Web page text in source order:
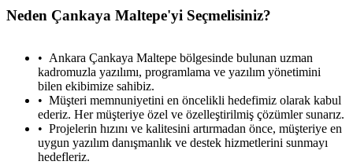
Neden Çankaya Maltepe'yi Seçmelisiniz?
Ankara Çankaya Maltepe bölgesinde bulunan uzman
kadromuzla yazılımı, programlama ve yazılım yönetimini
bilen ekibimize sahibiz.
Müşteri memnuniyetini en öncelikli hedefimiz olarak kabul
ederiz. Her müşteriye özel ve özelleştirilmiş çözümler sunarız.
Projelerin hızını ve kalitesini artırmadan önce, müşteriye en
uygun yazılım danışmanlık ve destek hizmetlerini sunmayı
hedefleriz.